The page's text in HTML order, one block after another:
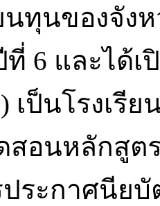
นทุนของจัง
6 และได้
เป็นโรงเรี
สอนหลักสู
ระกาศนีย